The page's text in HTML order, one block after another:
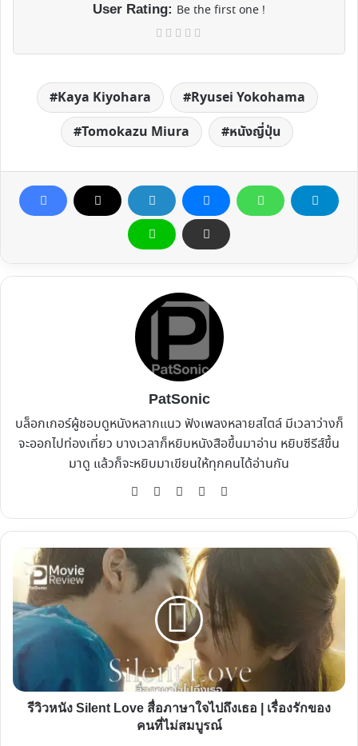
User Rating: Be the first one !
Kaya Kiyohara
Ryusei Yokohama
Tomokazu Miura
หนังญี่ปุ่น
PatSonic
บล็อกเกอร์ผู้ชอบดูหนังหลากแนว ฟังเพลงหลายสไตล์ มีเวลาว่างก็
จะออกไปท่องเที่ยว บางเวลาก็หยิบหนังสือขึ้นมาอ่าน หยิบซีรีส์ขึ้น
มาดู แล้วก็จะหยิบมาเขียนให้ทุกคนได้อ่านกัน
WebsiteFacebook
X YouTube
หนัง
Silent
Love
สื่อ
ภาษา
ใจ
ไป
รีวิวหนัง Silent Love สื่อภาษาใจไปถึงเธอ | เรื่องรักของ
คนที่ไม่สมบูรณ์